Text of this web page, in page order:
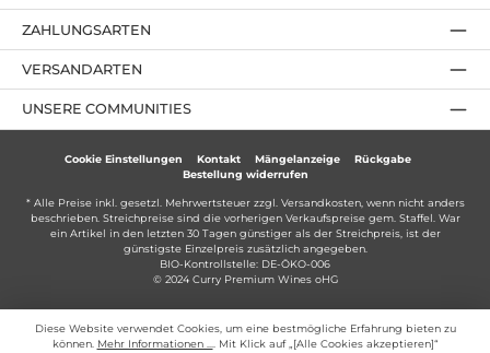
ZAHLUNGSARTEN
UNSERE COMMUNITIES
VERSANDARTEN
Cookie Einstellungen Kontakt Mängelanzeige
Rückgabe
Bestellung widerrufen
* Alle Preise inkl. gesetzl. Mehrwertsteuer zzgl. Versandkosten, wenn nicht anders
beschrieben. Streichpreise sind die vorherigen Verkaufspreise gem. Staffel. War
ein Artikel in den letzten 30 Tagen günstiger als der Streichpreis, ist der
günstigste Einzelpreis zusätzlich angegeben.
BIO-Kontrollstelle: DE-ÖKO-006
© 2024 Curry Premium Wines oHG
Diese Website verwendet Cookies, um eine bestmögliche Erfahrung bieten zu
können. Mehr Informationen ...
. Mit Klick auf „[Alle Cookies akzeptieren]“